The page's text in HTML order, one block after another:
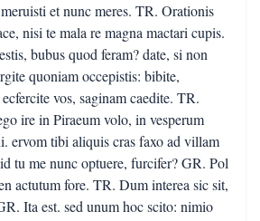
et nunc meres. TR. Orationis
nisi te mala re magna mactari cupis.
bubus quod feram? date, si non
quoniam occepistis: bibite,
vos, saginam caedite. TR.
ire in Piraeum volo, in vesperum
ervom tibi aliquis cras faxo ad villam
tu me nunc optuere, furcifer? GR. Pol
actutum fore. TR. Dum interea sic sit,
Ita est. sed unum hoc scito: nimio